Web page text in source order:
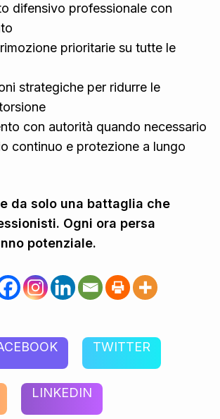
difensivo professionale con
prioritarie su tutte le
strategiche per ridurre le
con autorità quando necessario
continuo e protezione a lungo
da solo una battaglia che
Ogni ora persa
potenziale.
TWITTER
LINKEDIN